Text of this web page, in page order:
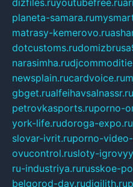
planeta-samara.ru
matrasy-kemerovo.ru
dotcustoms.ru
narasimha.ru
newsplain.rucardvoice.ru
gbget.rualfeihavsalnassr.ru
petrovkasports.ruporno-
york-life.rudoroga-expo.ru
slovar-ivrit.ruporno-
ovucontrol.rusloty-
ru-industriya.rurusskoe-
belgorod-day.rudigilith.ru